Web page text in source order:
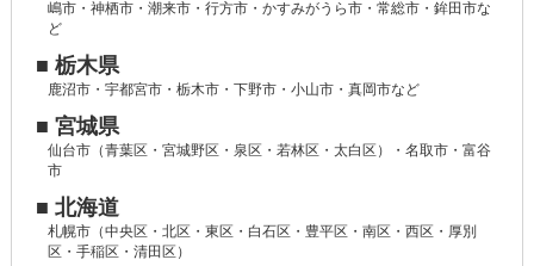
嶋市・神栖市・潮来市・行方市・かすみがうら市・常総市・鉾田市な
ど
■ 栃木県
鹿沼市・宇都宮市・栃木市・下野市・小山市・真岡市など
■ 宮城県
仙台市（青葉区・宮城野区・泉区・若林区・太白区）・名取市・富谷
市
■ 北海道
札幌市（中央区・北区・東区・白石区・豊平区・南区・西区・厚別
区・手稲区・清田区）